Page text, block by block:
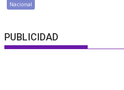
Nacional
PUBLICIDAD